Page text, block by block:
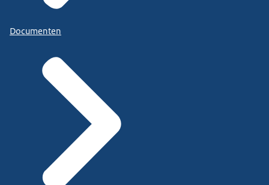
Documenten